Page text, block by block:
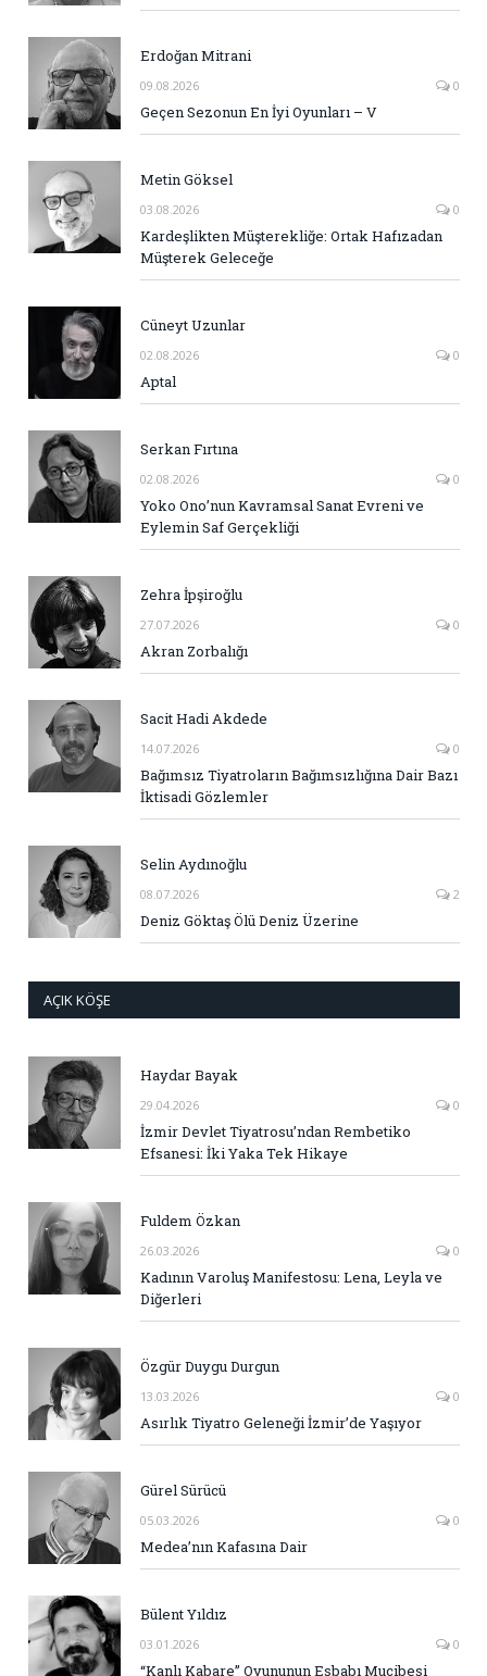
Erdoğan Mitrani
09.08.2026 0
Geçen Sezonun En İyi Oyunları – V
Metin Göksel
03.08.2026 0
Kardeşlikten Müşterekliğe: Ortak Hafızadan
Müşterek Geleceğe
Cüneyt Uzunlar
02.08.2026 0
Aptal
Serkan Fırtına
02.08.2026 0
Yoko Ono’nun Kavramsal Sanat Evreni ve
Eylemin Saf Gerçekliği
Zehra İpşiroğlu
27.07.2026 0
Akran Zorbalığı
Sacit Hadi Akdede
14.07.2026 0
Bağımsız Tiyatroların Bağımsızlığına Dair Bazı
İktisadi Gözlemler
Selin Aydınoğlu
08.07.2026 2
Deniz Göktaş Ölü Deniz Üzerine
AÇIK KÖŞE
Haydar Bayak
29.04.2026 0
İzmir Devlet Tiyatrosu’ndan Rembetiko
Efsanesi: İki Yaka Tek Hikaye
Fuldem Özkan
26.03.2026 0
Kadının Varoluş Manifestosu: Lena, Leyla ve
Diğerleri
Özgür Duygu Durgun
13.03.2026 0
Asırlık Tiyatro Geleneği İzmir’de Yaşıyor
Gürel Sürücü
05.03.2026 0
Medea’nın Kafasına Dair
Bülent Yıldız
03.01.2026 0
“Kanlı Kabare” Oyununun Esbabı Mucibesi